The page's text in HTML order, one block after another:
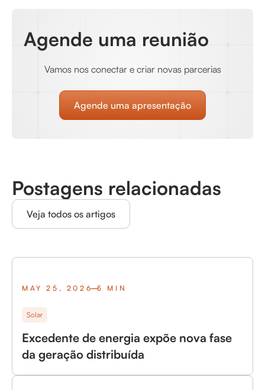
Agende uma reunião
Vamos nos conectar e criar novas parcerias
Agende uma apresentação
Postagens relacionadas
Veja todos os artigos
MAY 25, 2026 5 MIN
Solar
Excedente de energia expõe nova fase
da geração distribuída